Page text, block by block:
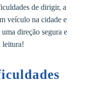
de dirigir, a
veículo na cidade e
direção segura e
leitura!